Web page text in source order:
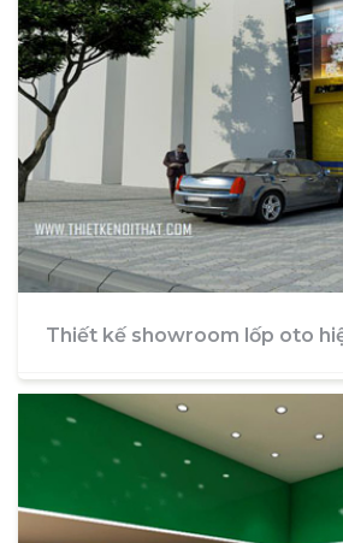
Thiết kế showroom lốp oto